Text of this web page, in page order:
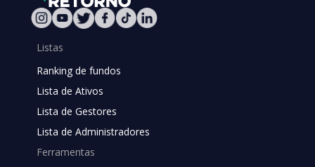
Listas
Ranking de fundos
Lista de Ativos
Lista de Gestores
Lista de Administradores
Ferramentas